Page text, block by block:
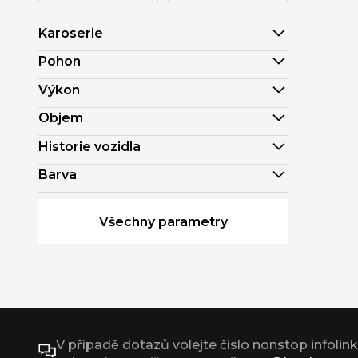
Karoserie
Pohon
Výkon
Objem
Historie vozidla
Barva
Všechny parametry
V případě dotazů volejte číslo nonstop